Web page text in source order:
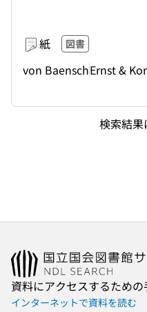
紙 図書
von BaenschErnst &
検索結果
資料にアクセスするための
インターネットで資料を読む